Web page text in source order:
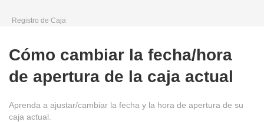
Registro de Caja
Cómo cambiar la fecha/hora
de apertura de la caja actual
Aprenda a ajustar/cambiar la fecha y la hora de apertura de su
caja actual.